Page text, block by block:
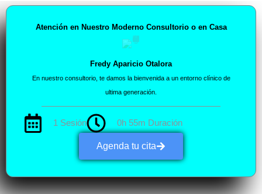
Atención en Nuestro Moderno Consultorio o en Casa
Fredy Aparicio Otalora
En nuestro consultorio, te damos la bienvenida a un entorno clínico de
ultima generación.
1 Sesión 0h 55m Duración
Agenda tu cita